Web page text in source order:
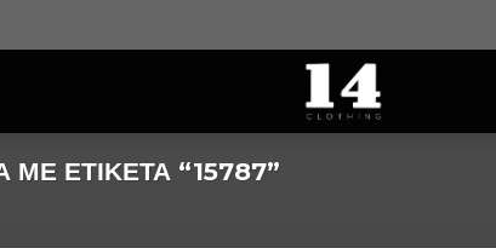
ΜΕ ΕΤΙΚΈΤΑ “15787”